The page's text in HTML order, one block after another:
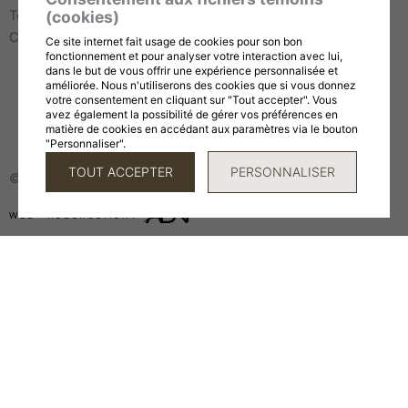
Télécopieur :819 694-1120
Courriel :info@cafemorgane.ca
Conditions d’utilisation et politique de confidentialité
Politiques commerciales
Gérer mes témoins (cookies)
© 2026, tous droits réservés, Café Morgane
WEB
(cookies)
Ce site internet fait usage de cookies pour son bon
fonctionnement et pour analyser votre interaction avec lui,
dans le but de vous offrir une expérience personnalisée et
améliorée. Nous n'utiliserons des cookies que si vous donnez
votre consentement en cliquant sur "Tout accepter". Vous
avez également la possibilité de gérer vos préférences en
matière de cookies en accédant aux paramètres via le bouton
"Personnaliser".
TOUT ACCEPTER PERSONNALISER